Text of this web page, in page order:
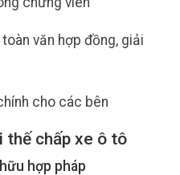
văn hợp đồng, giải
cho các bên
thế chấp xe ô tô
hợp pháp